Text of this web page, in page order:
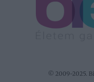
© 2009-2025.